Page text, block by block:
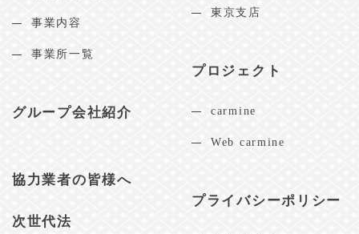
事業内容
事業所一覧
グループ会社紹介
協力業者の皆様へ
次世代法
東京支店
プロジェクト
carmine
Web carmine
プライバシーポリシー